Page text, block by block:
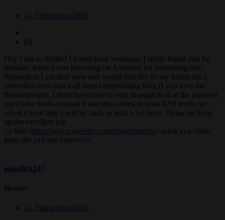
14 Tháng năm 2026
#3
Hey I am so thrilled I found your webpage, I really found you by
mistake, while I was browsing on Askjeeve for something else,
Regardless I am here now and would just like to say kudos for a
marvelous post and a all round entertaining blog (I also love the
theme/design), I don't have time to read through it all at the moment
but I have book-marked it and also added in your RSS feeds, so
when I have time I will be back to read a lot more, Please do keep
up the excellent job.
<a href=
https://www.sweepsy.com/sweepstakes/
>adult xxx video
porn site xxx sex video</a>
giaodich247
Member
13 Tháng năm 2026